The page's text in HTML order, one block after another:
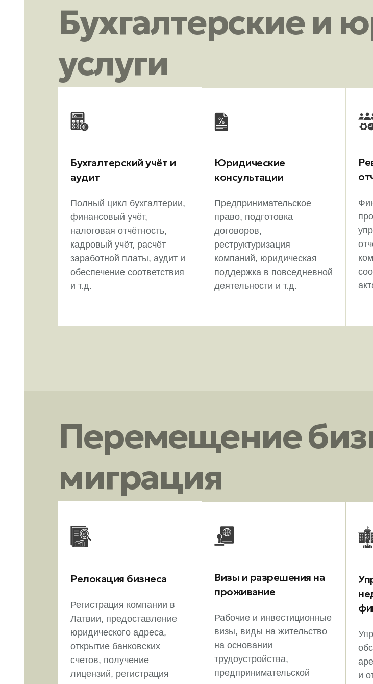
Бухгалтерские и
услуги
Бухгалтерский учёт и
аудит
Полный цикл бухгалтерии,
финансовый учёт,
налоговая отчётность,
кадровый учёт, расчёт
заработной платы, аудит и
обеспечение соответствия
и т.д.
Юридические
консультации
Предпринимательское
право, подготовка
договоров,
реструктуризация
компаний, юридическая
поддержка в повседневной
деятельности и т.д.
Перемещение
миграция
Релокация бизнеса
Регистрация компании в
Латвии, предоставление
юридического адреса,
открытие банковских
счетов, получение
лицензий, регистрация
Визы и разрешения на
проживание
Рабочие и инвестиционные
визы, виды на жительство
на основании
трудоустройства,
предпринимательской
и